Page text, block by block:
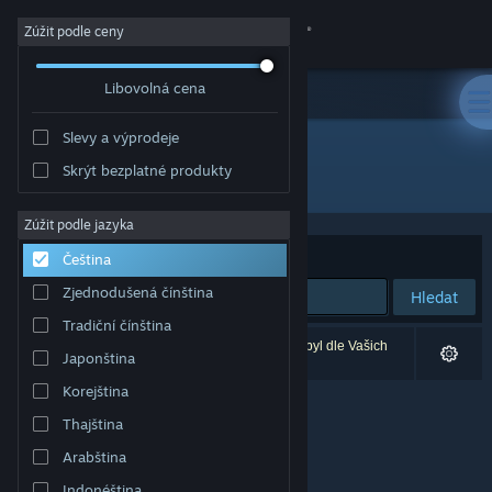
Přihlásit se
Komunita
Informace
Podpora
Změnit jazyk
Mobilní aplikace služby Steam
Desktopová verze stránky
Zúžit podle ceny
Libovolná cena
Slevy a výprodeje
Skrýt bezplatné produkty
Zúžit podle jazyka
Čeština
Zjednodušená čínština
Tradiční čínština
Japonština
Korejština
Thajština
Arabština
Vývojář: Tobias Hendricks
Seřadit podle
Hledat
Vašemu zadání odpovídá 0 výsledků. 1 produkt byl dle Vašich
předvoleb vyloučen z výsledků vyhledávání.